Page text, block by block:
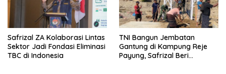
Safrizal ZA Kolaborasi Lintas
Sektor Jadi Fondasi Eliminasi
TBC di Indonesia
TNI Bangun Jembatan
Gantung di Kampung Reje
Payung, Safrizal Beri